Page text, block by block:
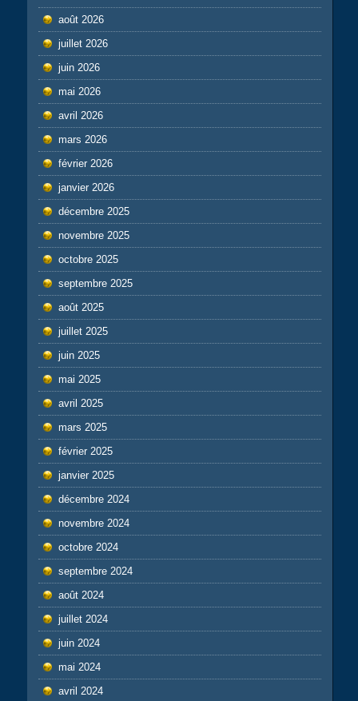
août 2026
juillet 2026
juin 2026
mai 2026
avril 2026
mars 2026
février 2026
janvier 2026
décembre 2025
novembre 2025
octobre 2025
septembre 2025
août 2025
juillet 2025
juin 2025
mai 2025
avril 2025
mars 2025
février 2025
janvier 2025
décembre 2024
novembre 2024
octobre 2024
septembre 2024
août 2024
juillet 2024
juin 2024
mai 2024
avril 2024